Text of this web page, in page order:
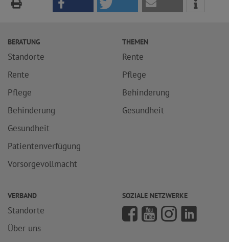
BERATUNG
Standorte
Rente
Pflege
Behinderung
Gesundheit
Patientenverfügung
Vorsorgevollmacht
THEMEN
Rente
Pflege
Behinderung
Gesundheit
VERBAND
Standorte
Über uns
SOZIALE NETZWERKE